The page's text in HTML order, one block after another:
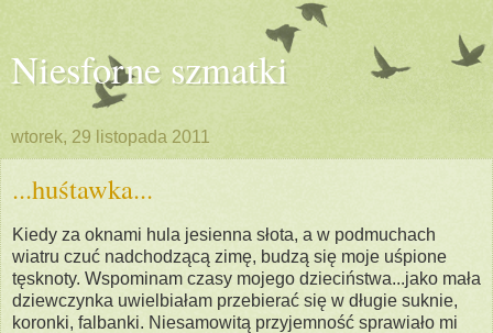
Niesforne szmatki
wtorek, 29 listopada 2011
...huśtawka...
Kiedy za oknami hula jesienna słota, a w podmuchach
wiatru czuć nadchodzącą zimę, budzą się moje uśpione
tęsknoty. Wspominam czasy mojego dzieciństwa...jako mała
dziewczynka uwielbiałam przebierać się w długie suknie,
koronki, falbanki. Niesamowitą przyjemność sprawiało mi